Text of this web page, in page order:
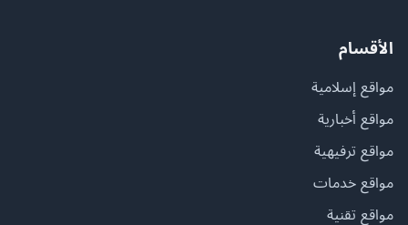
الأقسام
مواقع إسلامية
مواقع أخبارية
مواقع ترفيهية
مواقع خدمات
مواقع تقنية